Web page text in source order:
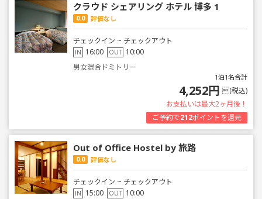
クラウド シェアリング ホテル 博多 1
0.0 評価なし
チェックイン ~ チェックアウト
IN 16:00 OUT 10:00
男女混合ドミトリー
1泊1名合計
4,252円 (税込)
お支払いは最大2ヶ月後！
ご予約で212ポイントを還元
Out of Office Hostel by 旅路
0.0 評価なし
チェックイン ~ チェックアウト
IN 15:00 OUT 10:00